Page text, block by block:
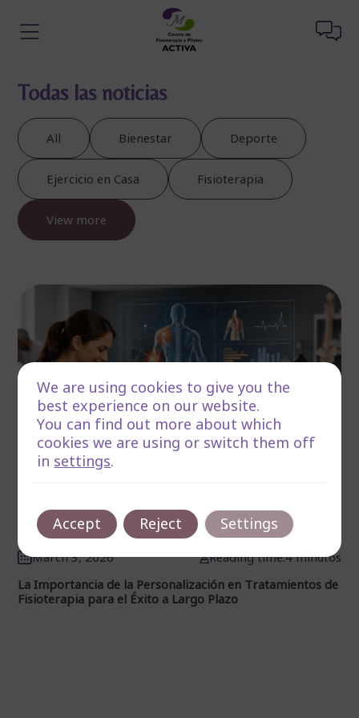
Todas las noticias
All Bienestar Deporte
Ejercicio en Casa Fisioterapia
View more
March 3, 2026
Reading time:4 minutos
La Importancia de la Personalización en Tratamientos de
Fisioterapia para el Éxito a Largo Plazo
We are using cookies to give you the
best experience on our website.
You can find out more about which
cookies we are using or switch them off
in settings.
Accept Reject Settings